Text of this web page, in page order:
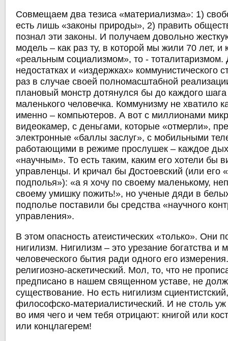
Совмещаем два тезиса «материализма»: 1)
есть лишь «законы природы», 2) править
познал эти законы. И получаем довольно
модель – как раз ту, в которой мы жили 70 лет, и
«реальным социализмом», то - тоталитаризмом.
недостатках и «издержках» коммунистического
раз в случае своей полномасштабной
плановый монстр дотянулся бы до каждого
маленького человечка. Коммунизму не хватило
именно – компьютеров. А вот с миллионами
видеокамер, с деньгами, которые «отмерли»,
электронные «баллы заслуг», с мобильными
работающими в режиме прослушек – каждое
«научным». То есть таким, каким его хотели бы
управленцы. И кричал бы Достоевский (или его
подполья»): «а я хочу по своему маленькому,
своему умишку пожить!», но ученые дяди в
подполье поставили бы средства «научного
управления».
В этом опасность атеистических «только». Они
нигилизм. Нигилизм – это урезание богатства и
человеческого бытия ради одного его
религиозно-аскетический. Мол, то, что не
предписано в нашем священном уставе, не
существование. Но есть нигилизм
философско-материалистический. И не столь уж
во имя чего и чем тебя отрицают: книгой или
или концлагерем!